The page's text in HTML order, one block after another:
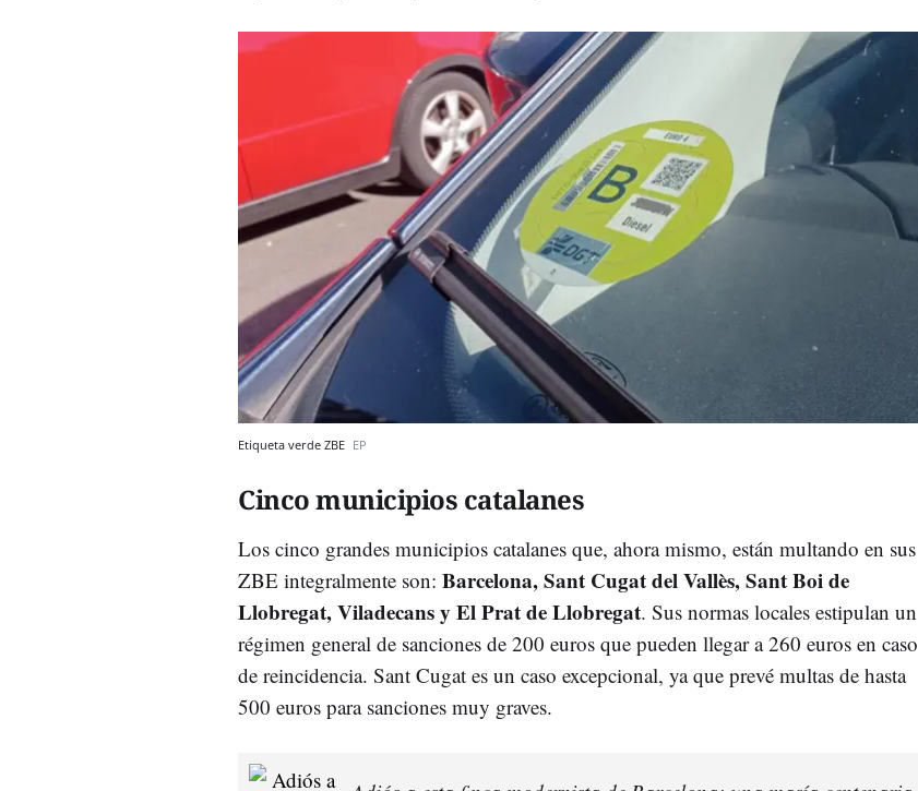
Etiqueta verde ZBE EP
Cinco municipios catalanes
Los cinco grandes municipios catalanes que, ahora mismo, están multando en sus
ZBE integralmente son: Barcelona, Sant Cugat del Vallès, Sant Boi de
Llobregat, Viladecans y El Prat de Llobregat. Sus normas locales estipulan un
régimen general de sanciones de 200 euros que pueden llegar a 260 euros en caso
de reincidencia. Sant Cugat es un caso excepcional, ya que prevé multas de hasta
500 euros para sanciones muy graves.